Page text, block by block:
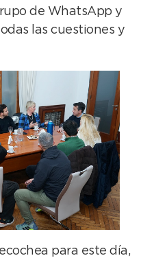
de WhatsApp y
las cuestiones y
para este día,